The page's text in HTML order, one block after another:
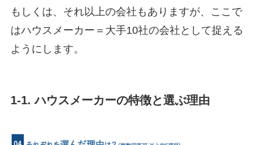
もしくは、それ以上の会社もありますが、ここで
はハウスメーカー＝大手10社の会社として捉える
ようにします。
1-1. ハウスメーカーの特徴と選ぶ理由